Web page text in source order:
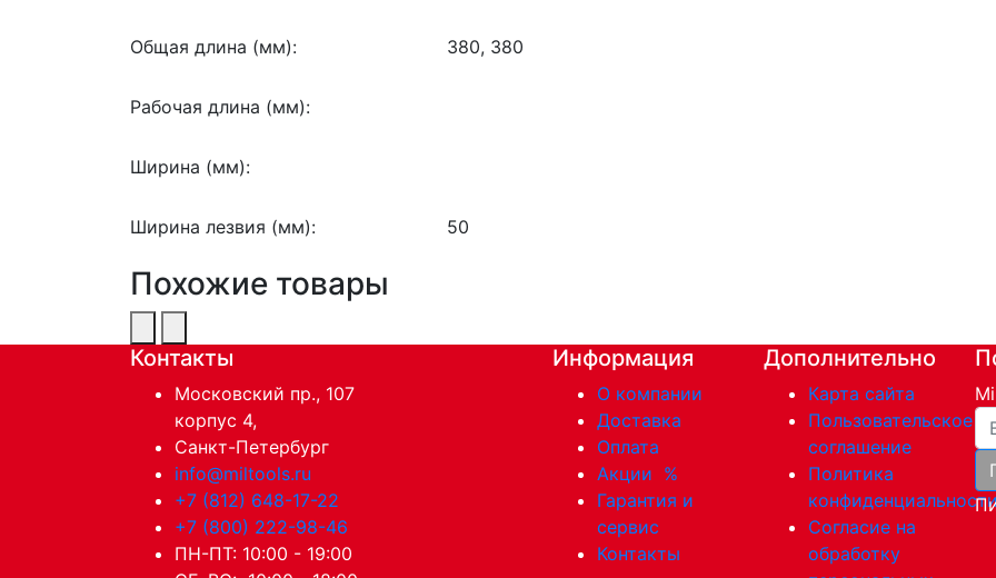
Общая длина (мм): 380, 380
Рабочая длина (мм):
Ширина (мм):
Ширина лезвия (мм): 50
Похожие товары
Контакты
Московский пр., 107
корпус 4,
Санкт-Петербург
info@miltools.ru
+7 (812) 648-17-22
+7 (800) 222-98-46
ПН-ПТ: 10:00 - 19:00
Информация
О компании
Доставка
Оплата
Акции %
Гарантия и
сервис
Контакты
Дополнительно
Карта сайта
Пользовательское
соглашение
Политика
Согласие на
обработку